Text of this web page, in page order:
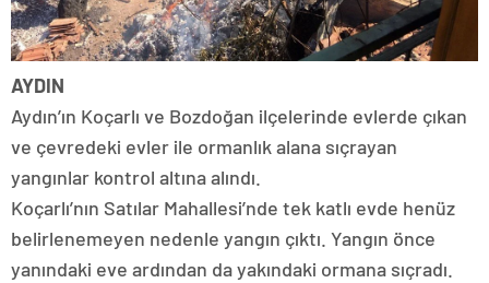
AYDIN
Aydın’ın Koçarlı ve Bozdoğan ilçelerinde evlerde çıkan
ve çevredeki evler ile ormanlık alana sıçrayan
yangınlar kontrol altına alındı.
Koçarlı’nın Satılar Mahallesi’nde tek katlı evde henüz
belirlenemeyen nedenle yangın çıktı. Yangın önce
yanındaki eve ardından da yakındaki ormana sıçradı.